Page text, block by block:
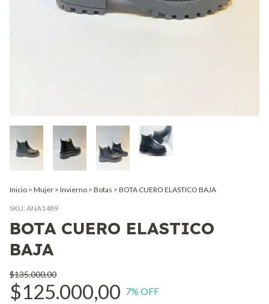
Inicio > Mujer > Invierno > Botas > BOTA CUERO ELASTICO BAJA
SKU: ANA1489
BOTA CUERO ELASTICO
BAJA
$135.000,00
$125.000,00 7% OFF